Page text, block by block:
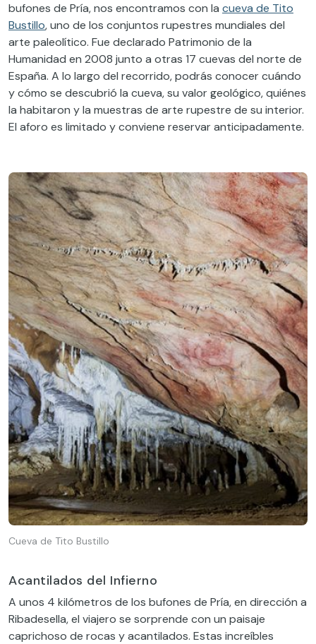
bufones de Pría, nos encontramos con la cueva de Tito
Bustillo, uno de los conjuntos rupestres mundiales del
arte paleolítico. Fue declarado Patrimonio de la
Humanidad en 2008 junto a otras 17 cuevas del norte de
España. A lo largo del recorrido, podrás conocer cuándo
y cómo se descubrió la cueva, su valor geológico, quiénes
la habitaron y la muestras de arte rupestre de su interior.
El aforo es limitado y conviene reservar anticipadamente.
Cueva de Tito Bustillo
Acantilados del Infierno
A unos 4 kilómetros de los bufones de Pría, en dirección a
Ribadesella, el viajero se sorprende con un paisaje
caprichoso de rocas y acantilados. Estas increíbles